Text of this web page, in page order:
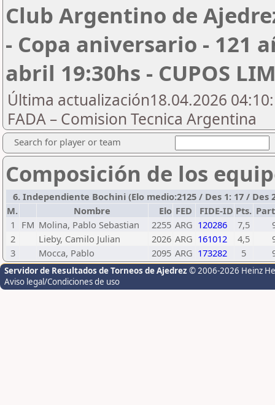
Club Argentino de
- Copa aniversario - 121
abril 19:30hs - CUPOS
Última actualización18.04.2026
FADA – Comision Tecnica Argentina
Search for player or team
Composición de los
6. Independiente Bochini (Elo medio:2125 / Des 1: 17 / Des
M.
Nombre Elo FED FIDE-ID Pts.
1
FM Molina, Pablo Sebastian 2255 ARG 120286 7,5
2
Lieby, Camilo Julian 2026 ARG 161012 4,5
3
Mocca, Pablo 2095 ARG 173282 5
Servidor de Resultados de Torneos de Ajedrez © 2006-2026 Heinz
Aviso legal/Condiciones de uso